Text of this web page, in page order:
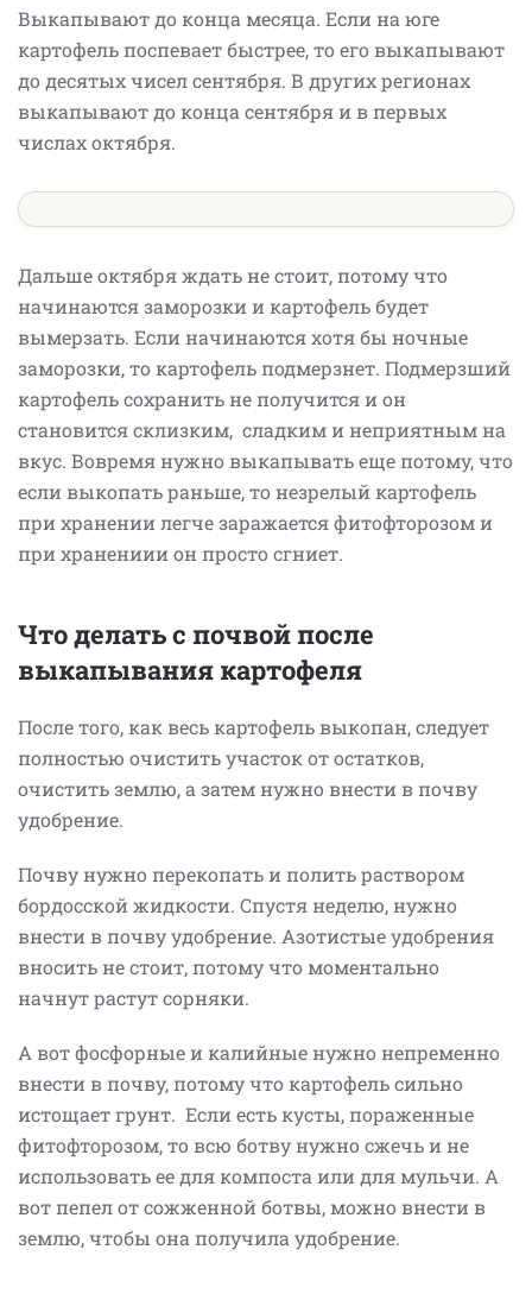
Выкапывают до конца месяца. Если на юге
картофель поспевает быстрее, то его выкапывают
до десятых чисел сентября. В других регионах
выкапывают до конца сентября и в первых
числах октября.
Дальше октября ждать не стоит, потому что
начинаются заморозки и картофель будет
вымерзать. Если начинаются хотя бы ночные
заморозки, то картофель подмерзнет. Подмерзший
картофель сохранить не получится и он
становится склизким, сладким и неприятным на
вкус. Вовремя нужно выкапывать еще потому, что
если выкопать раньше, то незрелый картофель
при хранении легче заражается фитофторозом и
при хранениии он просто сгниет.
Что делать с почвой после
выкапывания картофеля
После того, как весь картофель выкопан, следует
полностью очистить участок от остатков,
очистить землю, а затем нужно внести в почву
удобрение.
Почву нужно перекопать и полить раствором
бордосской жидкости. Спустя неделю, нужно
внести в почву удобрение. Азотистые удобрения
вносить не стоит, потому что моментально
начнут растут сорняки.
А вот фосфорные и калийные нужно непременно
внести в почву, потому что картофель сильно
истощает грунт. Если есть кусты, пораженные
фитофторозом, то всю ботву нужно сжечь и не
использовать ее для компоста или для мульчи. А
вот пепел от сожженной ботвы, можно внести в
землю, чтобы она получила удобрение.